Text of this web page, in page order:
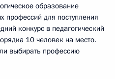
образование
профессий для поступления
конкурс в педагогический
10 человек на место.
выбирать профессию